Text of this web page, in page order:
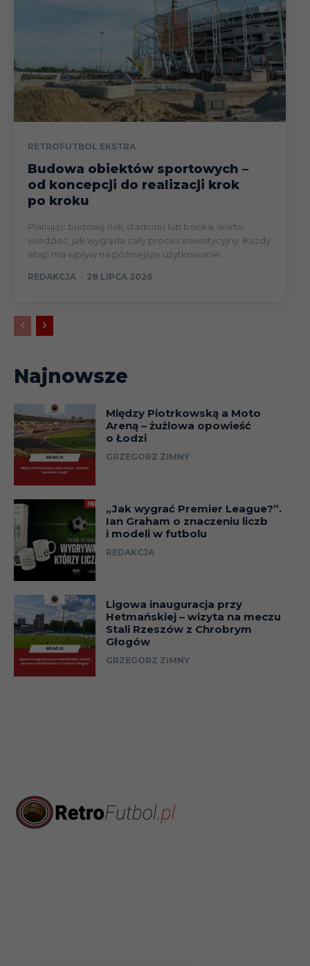
RETROFUTBOL EKSTRA
Budowa obiektów sportowych –
od koncepcji do realizacji krok
po kroku
Planując budowę hali, stadionu lub boiska, warto
wiedzieć, jak wygląda cały proces inwestycyjny. Każdy
etap ma wpływ na późniejsze użytkowanie...
REDAKCJA - 28 LIPCA 2026
Najnowsze
Między Piotrkowską a Moto
Areną – żużlowa opowieść
o Łodzi
GRZEGORZ ZIMNY
„Jak wygrać Premier League?”.
Ian Graham o znaczeniu liczb
i modeli w futbolu
REDAKCJA
Ligowa inauguracja przy
Hetmańskiej – wizyta na meczu
Stali Rzeszów z Chrobrym
Głogów
GRZEGORZ ZIMNY